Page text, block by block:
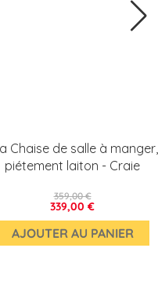
Chaise de salle à manger,
piétement laiton - Craie
339,00 €
359,00 €
AJOUTER AU PANIER